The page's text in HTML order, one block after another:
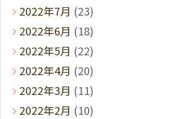
2022年7月 (23)
2022年6月 (18)
2022年5月 (22)
2022年4月 (20)
2022年3月 (11)
2022年2月 (10)